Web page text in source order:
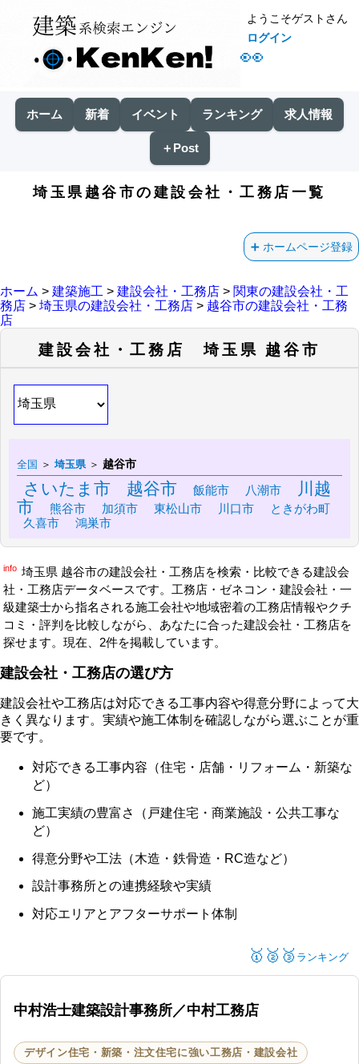
👀
ようこそゲストさん
ログイン
ホーム 新着 イベント ランキング 求人情報
＋Post
埼玉県越谷市の建設会社・工務店一覧
ホームページ登録
ホーム > 建築施工 > 建設会社・工務店 > 関東の建設会社・工
務店 > 埼玉県の建設会社・工務店 > 越谷市の建設会社・工務
店
建設会社・工務店 埼玉県 越谷市
全国 ＞ 埼玉県＞ 越谷市
さいたま市 越谷市 飯能市 八潮市
川越
市
熊谷市 加須市 東松山市 川口市
ときがわ町
久喜市
鴻巣市
info 埼玉県 越谷市の建設会社・工務店を検索・比較できる建設会
社・工務店データベースです。工務店・ゼネコン・建設会社・一
級建築士から指名される施工会社や地域密着の工務店情報やクチ
コミ・評判を比較しながら、あなたに合った建設会社・工務店を
探せます。現在、2件を掲載しています。
建設会社・工務店の選び方
建設会社や工務店は対応できる工事内容や得意分野によって大
きく異なります。実績や施工体制を確認しながら選ぶことが重
要です。
対応できる工事内容（住宅・店舗・リフォーム・新築な
ど）
施工実績の豊富さ（戸建住宅・商業施設・公共工事な
ど）
得意分野や工法（木造・鉄骨造・RC造など）
設計事務所との連携経験や実績
対応エリアとアフターサポート体制
🥇🥈🥉 ランキング
中村浩士建築設計事務所／中村工務店
デザイン住宅・新築・注文住宅に強い工務店・建設会社